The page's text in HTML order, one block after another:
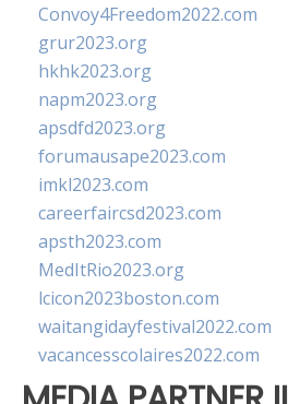
Convoy4Freedom2022.com
grur2023.org
hkhk2023.org
napm2023.org
apsdfd2023.org
forumausape2023.com
imkl2023.com
careerfaircsd2023.com
apsth2023.com
MedItRio2023.org
lcicon2023boston.com
waitangidayfestival2022.com
vacancesscolaires2022.com